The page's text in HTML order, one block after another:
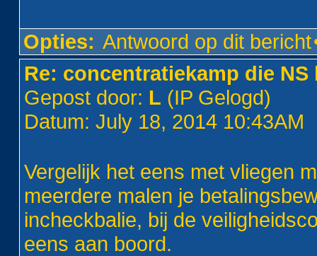
Opties: Antwoord op dit bericht
Re: concentratiekamp die NS
Gepost door: L (IP Gelogd)
Datum: July 18, 2014 10:43AM
Vergelijk het eens met vliegen
meerdere malen je
incheckbalie, bij de
eens aan boord.